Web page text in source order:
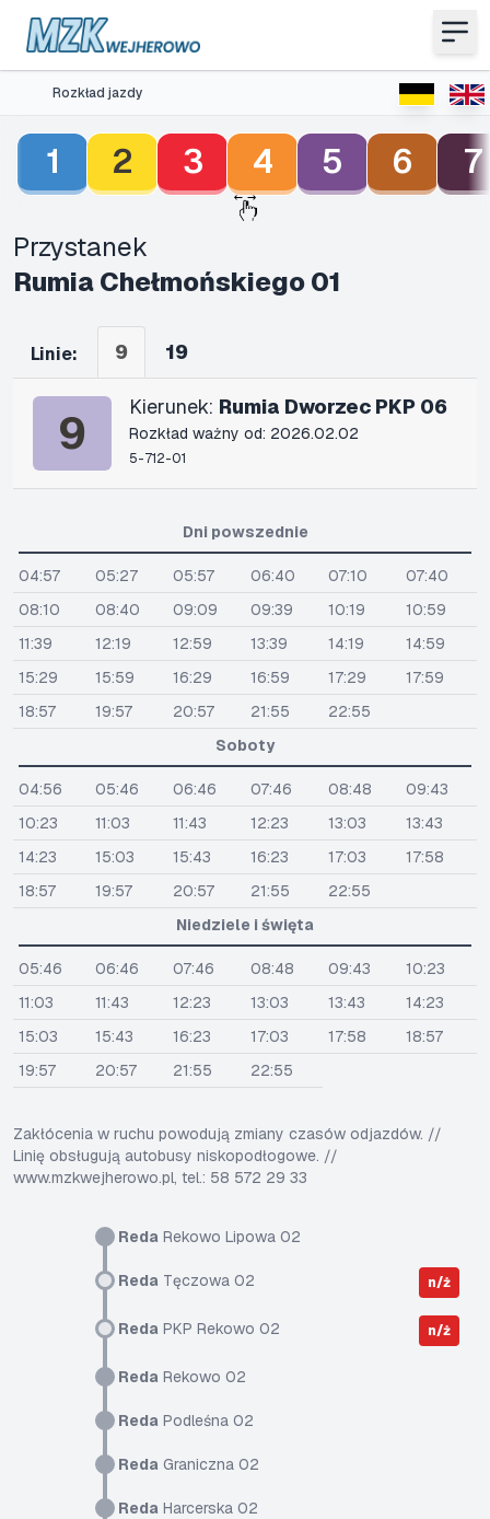
Rozkład jazdy
1 2 3 4 5 6 7
Przystanek
Rumia Chełmońskiego 01
Linie: 9 19
9 Kierunek: Rumia Dworzec PKP 06
Rozkład ważny od: 2026.02.02
5-712-01
Reda Rekowo Lipowa 02
Reda Tęczowa 02 n/ż
Reda PKP Rekowo 02 n/ż
Reda Rekowo 02
Reda Podleśna 02
Reda Graniczna 02
Reda Harcerska 02
Dni powszednie
04:57 05:27 05:57 06:40 07:10
07:40
08:10
08:40 09:09 09:39 10:19
10:59
11:39
12:19 12:59 13:39 14:19
14:59
15:29
15:59 16:29 16:59 17:29
17:59
18:57
19:57 20:57 21:55
22:55
Soboty
04:56 05:46 06:46 07:46 08:48
09:43
10:23
11:03 11:43 12:23 13:03
13:43
14:23
15:03 15:43 16:23 17:03
17:58
18:57
19:57 20:57 21:55
22:55
Niedziele i święta
05:46 06:46 07:46 08:48 09:43
10:23
11:03
11:43 12:23 13:03 13:43
14:23
15:03
15:43 16:23 17:03 17:58
18:57
19:57
20:57 21:55 22:55
Zakłócenia w ruchu powodują zmiany czasów odjazdów. //
Linię obsługują autobusy niskopodłogowe. //
www.mzkwejherowo.pl, tel.: 58 572 29 33